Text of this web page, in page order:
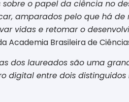
o papel da ciência no
amparados pelo que há
vidas e retomar o
Academia Brasileira de
dos laureados são uma
digital entre dois